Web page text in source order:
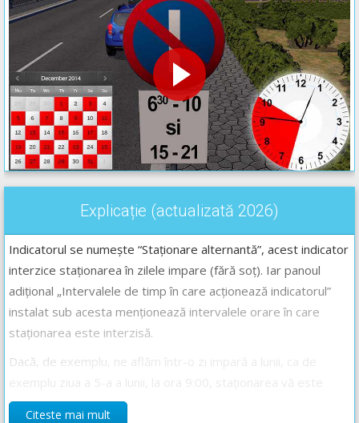
Explicație (actualizată 2026)
Indicatorul se numește “Staționare alternantă”, acest indicator
interzice staționarea în zilele impare (fără soț). Iar panoul
adițional „Intervalele de timp în care acționează indicatorul”
instalat sub acesta menționează intervalele orare în care
staționarea este interzisă.
Dacă, de exemplu, ne aflăm într-o zi impară a lunii, ca de
interzisă.
Citeste mai mult